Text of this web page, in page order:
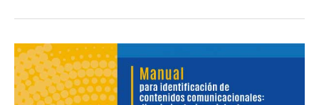
Manual
para
identificación
de